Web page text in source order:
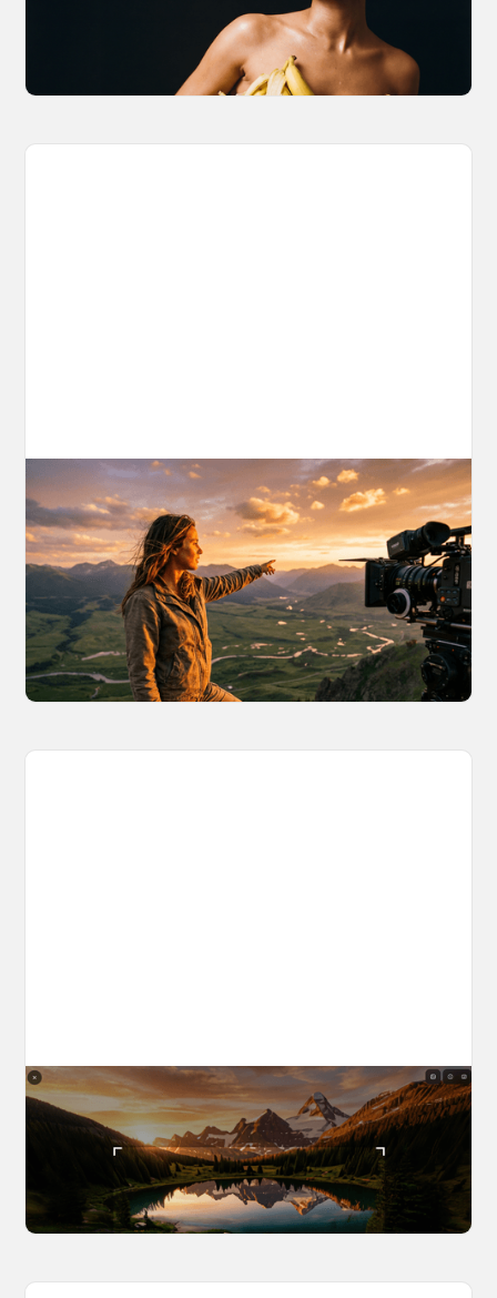
breakdown of what Gemini 2.0 Flash Image
can actually do, with the prompts to prove it.
AI World Building for Content Creators:
A More Consistent Approach to AI
Content
Learn why building persistent AI worlds beats
one-off video generation for content creators,
and how to create such 3D environments with
OpenArt Worlds.
March 26, 2026
The World Builder's Handbook
Build a world once, shoot from it forever. Your
complete guide to creating, navigating, and
capturing inside OpenArt Worlds.
March 25, 2026